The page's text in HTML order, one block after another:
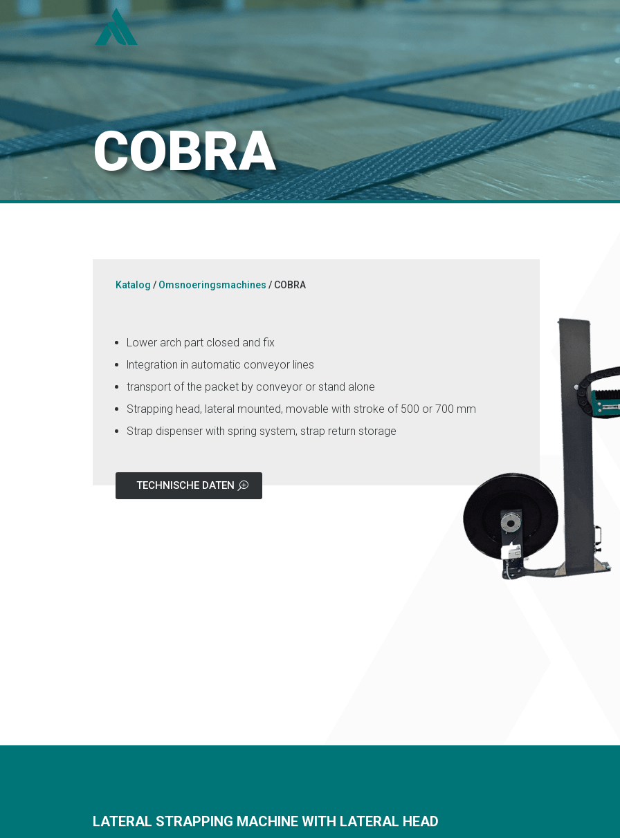
COBRA
Katalog / Omsnoeringsmachines / COBRA
Lower arch part closed and fix
lntegration in automatic conveyor lines
transport of the packet by conveyor or stand alone
Strapping head, lateral mounted, movable with stroke of 500 or 700 mm
Strap dispenser with spring system, strap return storage
TECHNISCHE DATEN
LATERAL STRAPPING MACHINE WITH LATERAL HEAD